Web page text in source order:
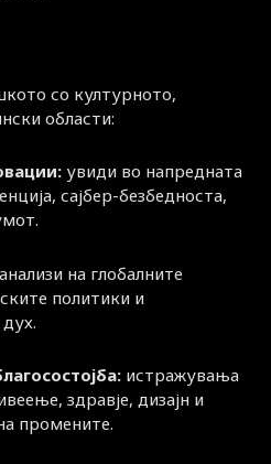
со културното,
области:
увиди во напредната
сајбер-безбедноста,
анализи на глобалните
политики и
истражувања
здравје, дизајн и
промените.